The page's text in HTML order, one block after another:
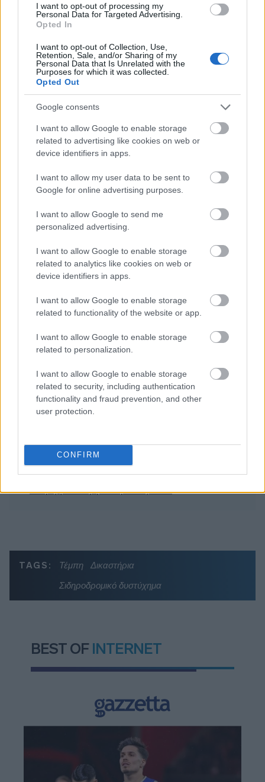
I want to opt-out of processing my
Personal Data for Targeted Advertising.
Opted In
I want to opt-out of Collection, Use,
Retention, Sale, and/or Sharing of my
Personal Data that Is Unrelated with the
Purposes for which it was collected.
Opted Out
Google consents
I want to allow Google to enable storage
related to advertising like cookies on web or
device identifiers in apps.
I want to allow my user data to be sent to
Google for online advertising purposes.
I want to allow Google to send me
personalized advertising.
I want to allow Google to enable storage
related to analytics like cookies on web or
device identifiers in apps.
I want to allow Google to enable storage
related to functionality of the website or app.
I want to allow Google to enable storage
related to personalization.
I want to allow Google to enable storage
related to security, including authentication
functionality and fraud prevention, and other
user protection.
CONFIRM
Πηγή: ΑΠΕ - ΜΠΕ
Ακολουθήστε τοinsider.gr στο Google Newsκαι μάθετε
πρώτοι όλες τιςειδήσεις από την Ελλάδα και τον κόσμο.
Διαβάζονται αυτή τη στιγμή
στοιχηματικές - Ποιος επισκέφθηκε τα
πυρόπληκτα ζωάκια - Το μισογεμάτο ποτήρι
του ΣΥΡΙΖΑ
Ποια είναι η (κυβερνητική) λίστα με τα μεγάλα
χρονοδιαγράμματα
Δυτ. Αττική: Το χρονοδιάγραμμα
αποκατάστασης μετά τη φωτιά - Στόχος η
έναρξη των έργων πριν τις 15/9
TAGS: Τέμπη
Δικαστήρια
Σιδηροδρομικό δυστύχημα
BEST OF INTERNET